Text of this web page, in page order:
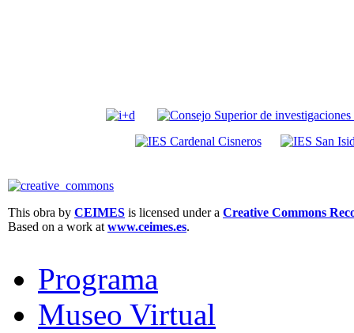
This obra by CEIMES is licensed under a Creative Commons
Based on a work at www.ceimes.es.
Programa
Museo Virtual